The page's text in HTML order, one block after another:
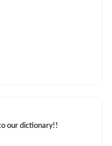
our dictionary!!